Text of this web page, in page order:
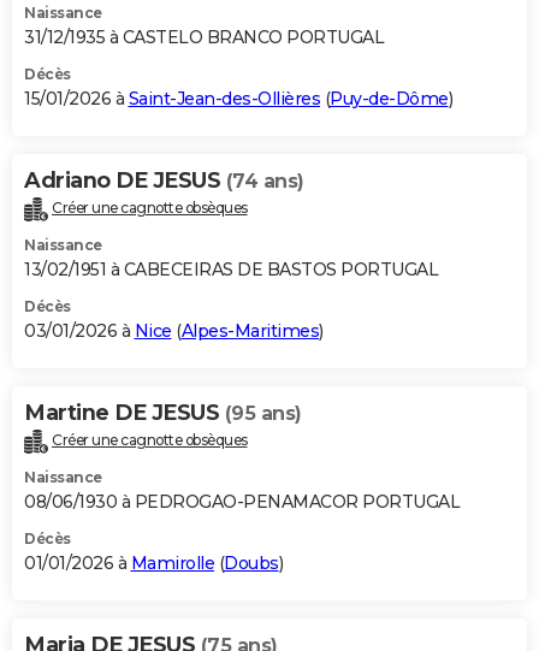
Naissance
31/12/1935 à CASTELO BRANCO PORTUGAL
Décès
15/01/2026 à Saint-Jean-des-Ollières (Puy-de-Dôme)
Adriano DE JESUS (74 ans)
Créer une cagnotte obsèques
Naissance
13/02/1951 à CABECEIRAS DE BASTOS PORTUGAL
Décès
03/01/2026 à Nice (Alpes-Maritimes)
Martine DE JESUS (95 ans)
Créer une cagnotte obsèques
Naissance
08/06/1930 à PEDROGAO-PENAMACOR PORTUGAL
Décès
01/01/2026 à Mamirolle (Doubs)
Maria DE JESUS (75 ans)